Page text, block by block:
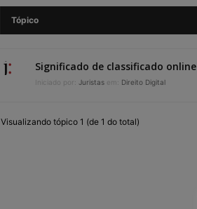
Tópico
Significado de classificado online
Iniciado por: Juristas em: Direito Digital
Visualizando tópico 1 (de 1 do total)